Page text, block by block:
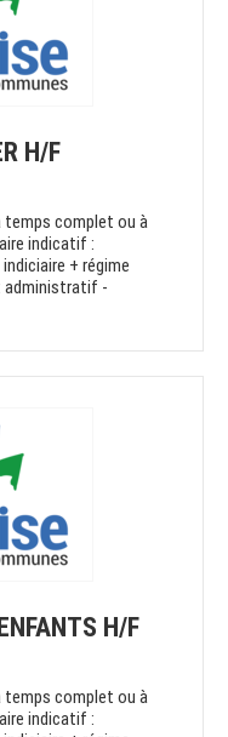
H/F
temps complet ou à
indicatif :
+ régime
administratif -
H/F
temps complet ou à
indicatif :